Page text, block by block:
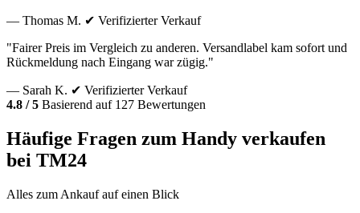
— Thomas M. ✔ Verifizierter Verkauf
"Fairer Preis im Vergleich zu anderen. Versandlabel kam sofort und
Rückmeldung nach Eingang war zügig."
— Sarah K. ✔ Verifizierter Verkauf
4.8 / 5 Basierend auf 127 Bewertungen
Häufige Fragen zum Handy verkaufen
bei TM24
Alles zum Ankauf auf einen Blick